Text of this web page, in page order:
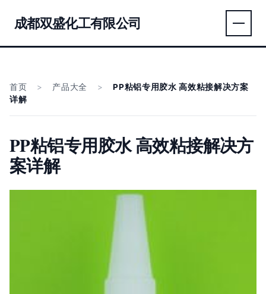
成都双盛化工有限公司
首页 > 产品大全 >
PP粘铝专用胶水 高效粘接解决方案
详解
PP粘铝专用胶水 高效粘接解决方
案详解